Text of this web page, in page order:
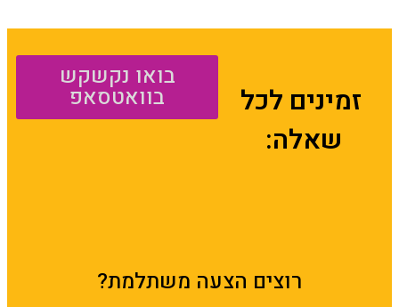
זמינים לכל
שאלה:
בואו נקשקש
בוואטסאפ
רוצים הצעה משתלמת?